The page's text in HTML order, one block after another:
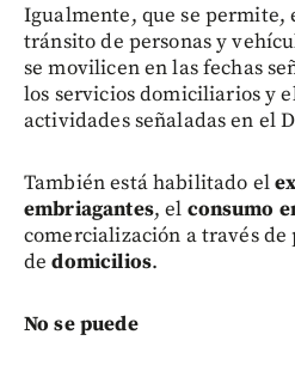
Igualmente, que se permite,
tránsito de personas y
se movilicen en las fechas
los servicios domiciliarios y
actividades señaladas en el
También está habilitado el
embriagantes, el consumo
comercialización a través
dedomicilios.
No se puede